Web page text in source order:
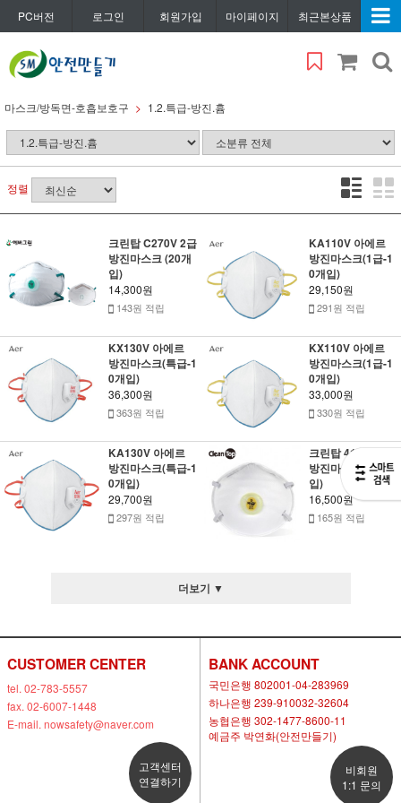
PC버전 로그인 회원가입 마이페이지 최근본상품
마스크/방독면-호흡보호구 1.2.특급-방진.흄
정렬
크린탑 C270V 2급
방진마스크 (20개
입)
14,300원
143원 적립
KA110V 아에르
방진마스크(1급-1
0개입)
29,150원
291원 적립
KX130V 아에르
방진마스크(특급-1
0개입)
36,300원
363원 적립
KX110V 아에르
방진마스크(1급-1
0개입)
33,000원
330원 적립
KA130V 아에르
방진마스크(특급-1
0개입)
29,700원
297원 적립
크린탑 410V 1급
방진마스크(20개
입)
16,500원
165원 적립
더보기 ▼
CUSTOMER CENTER
tel. 02-783-5557
fax. 02-6007-1448
E-mail. nowsafety@naver.com
고객센터
연결하기
BANK ACCOUNT
국민은행 802001-04-283969
하나은행 239-910032-32604
농협은행 302-1477-8600-11
예금주 박연화(안전만들기)
비회원
1:1 문의